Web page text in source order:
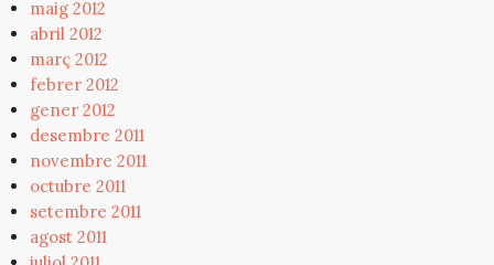
maig 2012
abril 2012
març 2012
febrer 2012
gener 2012
desembre 2011
novembre 2011
octubre 2011
setembre 2011
agost 2011